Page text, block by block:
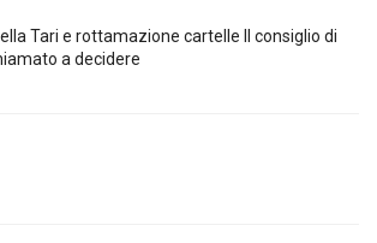
Tari e rottamazione cartelle Il consiglio di
a decidere